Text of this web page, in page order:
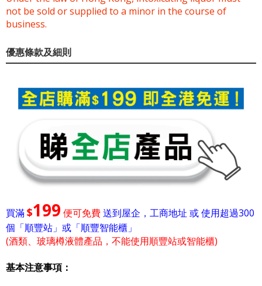
not be sold or supplied to a minor in the course of
business.
優惠條款及細則
買滿$199 便可免費送到屋企，工商地址 或 使用超過300
個「順豐站」或「順豐智能櫃」
(酒類、玻璃樽液體產品，不能使用順豐站或智能櫃)
基本注意事項：